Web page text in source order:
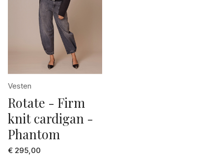
Grey denim
grijs
grijs dessin
grijs mele
groen dessin
khaki
licht blauw
3
30
31
32
34
34/38
36
Vesten
Rotate - Firm
knit cardigan -
Phantom
€ 295,00